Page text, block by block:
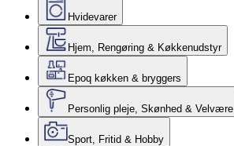
Hvidevarer
Hjem, Rengøring & Køkkenudstyr
Epoq køkken & bryggers
Personlig pleje, Skønhed & Velvære
Sport, Fritid & Hobby